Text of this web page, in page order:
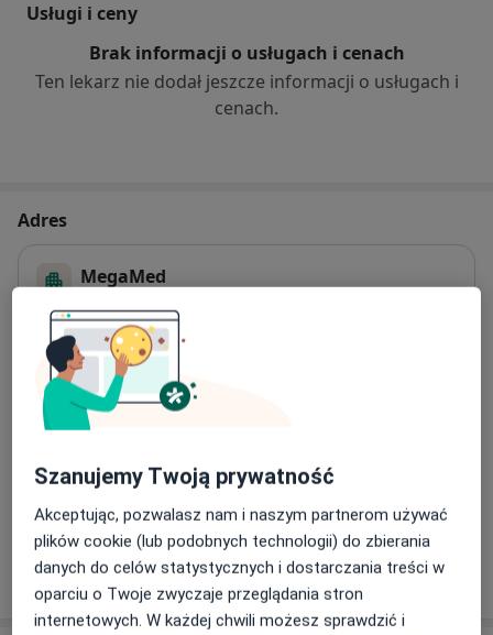
Usługi i ceny
Brak informacji o usługach i cenach
Ten lekarz nie dodał jeszcze informacji o usługach i
cenach.
Adres
MegaMed
Dostępność
W tym gabinecie nie można umawiać wizyt przez
internet
Co mam zrobić w tej sytuacji?
Pokaż więcej
o adresie
Szanujemy Twoją prywatność
Akceptując, pozwalasz nam i naszym partnerom używać
plików cookie (lub podobnych technologii) do zbierania
danych do celów statystycznych i dostarczania treści w
oparciu o Twoje zwyczaje przeglądania stron
internetowych. W każdej chwili możesz sprawdzić i